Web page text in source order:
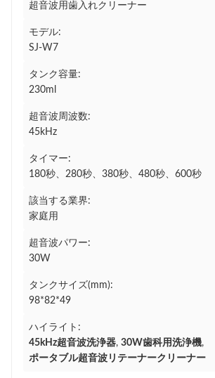
超音波用歯入れクリーナー
モデル:
SJ-W7
タンク容量:
230ml
超音波周波数:
45kHz
タイマー:
180秒、280秒、380秒、480秒、600秒
該当する業界:
家庭用
超音波パワー:
30W
タンクサイズ(mm):
98*82*49
ハイライト:
45kHz超音波洗浄器, 30W歯科用洗浄機,
ポータブル超音波リテーナークリーナー